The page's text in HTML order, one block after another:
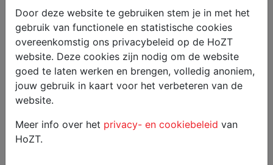
Door deze website te gebruiken stem je in met het
gebruik van functionele en statistische cookies
overeenkomstig ons privacybeleid op de HoZT
website. Deze cookies zijn nodig om de website
goed te laten werken en brengen, volledig anoniem,
jouw gebruik in kaart voor het verbeteren van de
website.
Meer info over het privacy- en cookiebeleid van
HoZT.